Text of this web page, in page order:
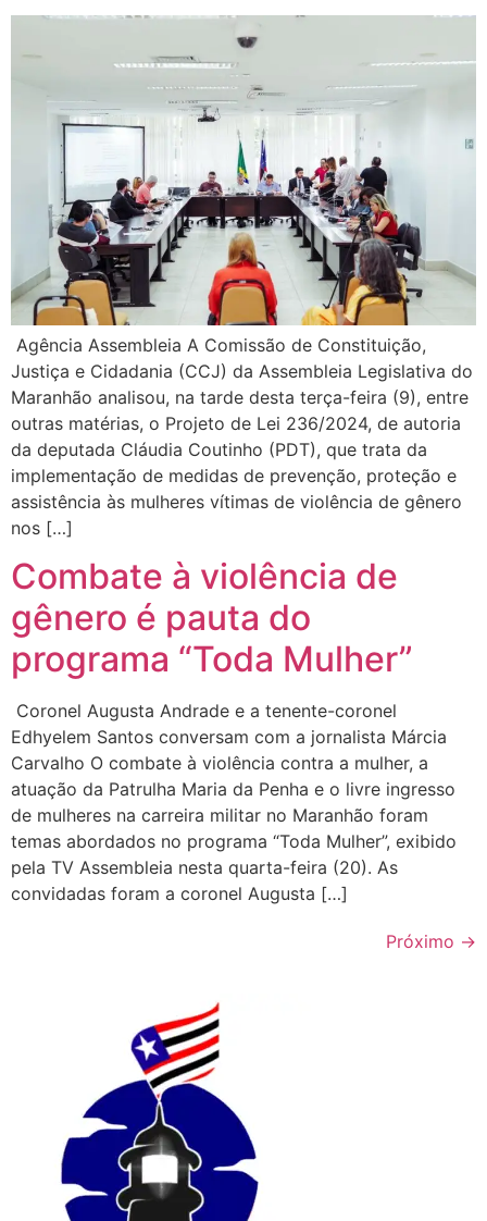
Agência Assembleia A Comissão de Constituição,
Justiça e Cidadania (CCJ) da Assembleia Legislativa do
Maranhão analisou, na tarde desta terça-feira (9), entre
outras matérias, o Projeto de Lei 236/2024, de autoria
da deputada Cláudia Coutinho (PDT), que trata da
implementação de medidas de prevenção, proteção e
assistência às mulheres vítimas de violência de gênero
nos […]
Combate à violência de
gênero é pauta do
programa “Toda Mulher”
Coronel Augusta Andrade e a tenente-coronel
Edhyelem Santos conversam com a jornalista Márcia
Carvalho O combate à violência contra a mulher, a
atuação da Patrulha Maria da Penha e o livre ingresso
de mulheres na carreira militar no Maranhão foram
temas abordados no programa “Toda Mulher”, exibido
pela TV Assembleia nesta quarta-feira (20). As
convidadas foram a coronel Augusta […]
Próximo →